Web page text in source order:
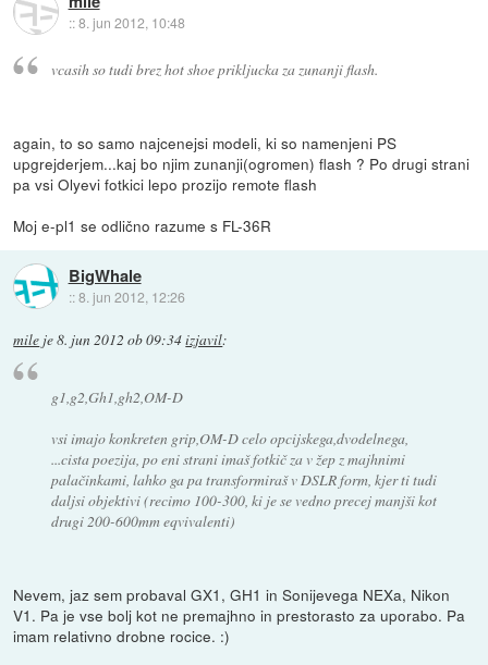
::8. jun 2012, 10:48
vcasih so tudi brez hot shoe prikljucka za zunanji flash.
again, to so samo najcenejsi modeli, ki so namenjeni PS
upgrejderjem...kaj bo njim zunanji(ogromen) flash ? Po drugi strani
pa vsi Olyevi fotkici lepo prozijo remote flash
Moj e-pl1 se odlično razume s FL-36R
BigWhale
::8. jun 2012, 12:26
mile je8. jun 2012 ob 09:34izjavil:
g1,g2,Gh1,gh2,OM-D
vsi imajo konkreten grip,OM-D celo opcijskega,dvodelnega,
...cista poezija, po eni strani imaš fotkič za v žep z majhnimi
palačinkami, lahko ga pa transformiraš v DSLR form, kjer ti tudi
daljsi objektivi (recimo 100-300, ki je se vedno precej manjši kot
drugi 200-600mm eqvivalenti)
Nevem, jaz sem probaval GX1, GH1 in Sonijevega NEXa, Nikon
V1. Pa je vse bolj kot ne premajhno in prestorasto za uporabo. Pa
imam relativno drobne rocice. :)